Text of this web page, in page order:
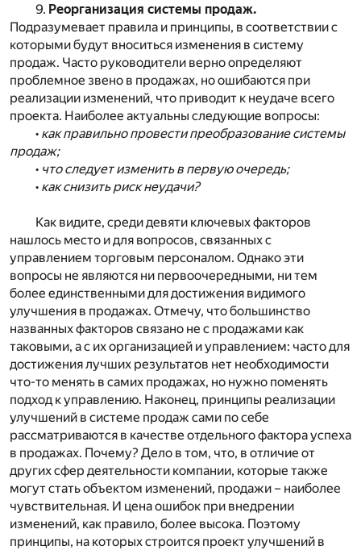
9. Реорганизация системы продаж.
Подразумевает правила и принципы, в соответствии с
которыми будут вноситься изменения в систему
продаж. Часто руководители верно определяют
проблемное звено в продажах, но ошибаются при
реализации изменений, что приводит к неудаче всего
проекта. Наиболее актуальны следующие вопросы:
• как правильно провести преобразование системы
продаж;
• что следует изменить в первую очередь;
• как снизить риск неудачи?
Как видите, среди девяти ключевых факторов
нашлось место и для вопросов, связанных с
управлением торговым персоналом. Однако эти
вопросы не являются ни первоочередными, ни тем
более единственными для достижения видимого
улучшения в продажах. Отмечу, что большинство
названных факторов связано не с продажами как
таковыми, а с их организацией и управлением: часто для
достижения лучших результатов нет необходимости
что-то менять в самих продажах, но нужно поменять
подход к управлению. Наконец, принципы реализации
улучшений в системе продаж сами по себе
рассматриваются в качестве отдельного фактора успеха
в продажах. Почему? Дело в том, что, в отличие от
других сфер деятельности компании, которые также
могут стать объектом изменений, продажи – наиболее
чувствительная. И цена ошибок при внедрении
изменений, как правило, более высока. Поэтому
принципы, на которых строится проект улучшений в